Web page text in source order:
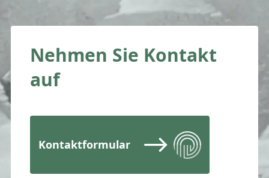
Nehmen Sie Kontakt
auf
Kontaktformular